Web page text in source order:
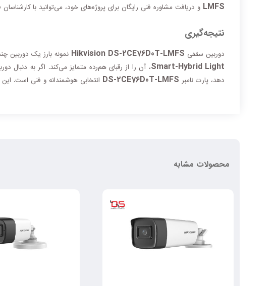
LMFS و دریافت مشاوره فنی رایگان برای پروژه‌های خود، می‌توانید با
نتیجه‌گیری
دوربین سقفی Hikvision DS-2CE76D0T-LMFS نمونه بارز یک دوربین
Smart-Hybrid Light، آن را از رقبای هم‌رده متمایز می‌کند. اگر به دنبال
دهد، پارت نامبر DS-2CE76D0T-LMFS انتخابی هوشمندانه و فنی است.
محصولات مشابه